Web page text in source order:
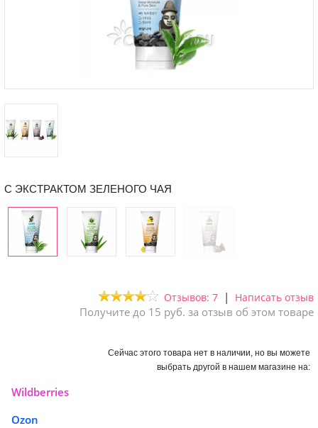
С ЭКСТРАКТОМ ЗЕЛЕНОГО ЧАЯ
Отзывов: 7 | Написать отзыв
Получите до 15 руб. за отзыв об этом товаре
Сейчас этого товара нет в наличии, но вы можете
выбрать другой в нашем магазине на:
Wildberries
Ozon